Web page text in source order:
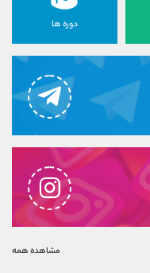
دوره ها
مشاهده همه